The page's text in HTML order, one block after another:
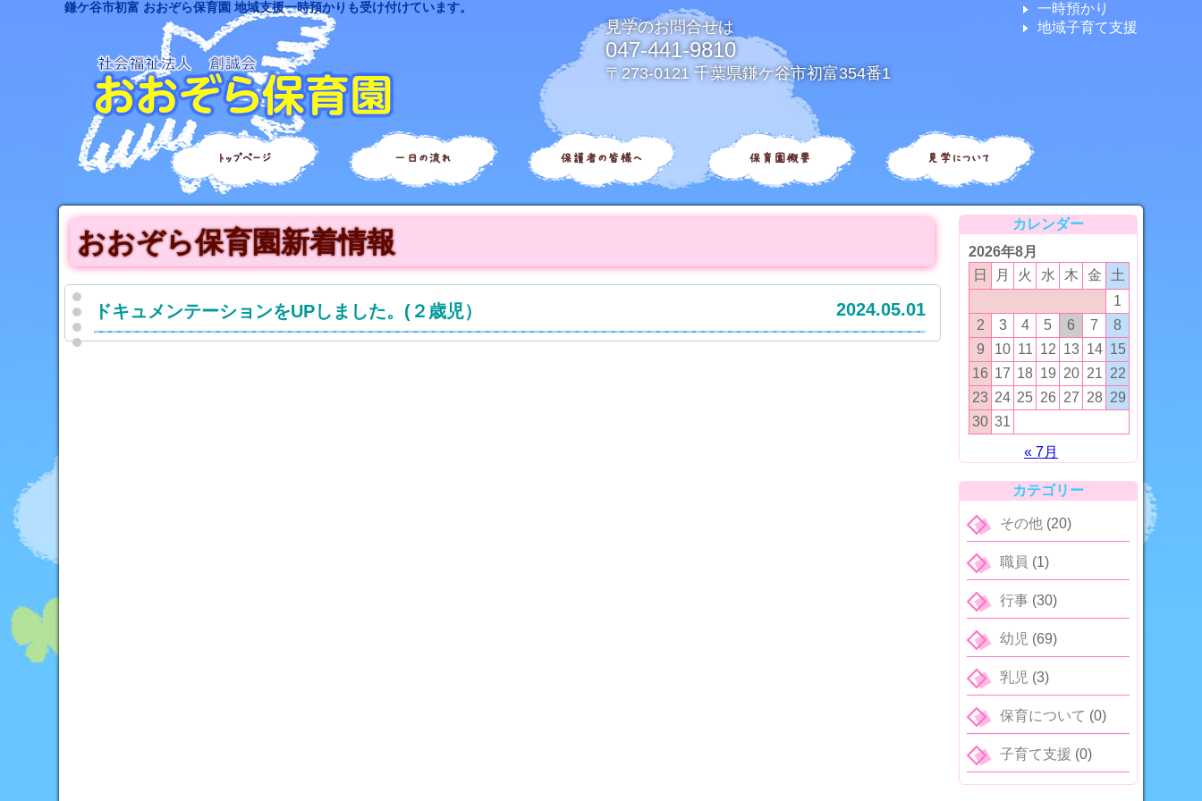
鎌ケ谷市初富 おおぞら保育園 地域支援一時預かりも受け付けています。
見学のお問合せは
047-441-9810
〒273-0121 千葉県鎌ケ谷市初富354番1
一時預かり
地域子育て支援
トップページ 一日の流れ 保護者の皆様へ 保育園概要 見学について
おおぞら保育園新着情報
ドキュメンテーションをUPしました。(２歳児） 2024.05.01
カレンダー
2026年8月
日
月 火 水 木 金
土
1
2
3 4 5 6 7
8
9
10 11 12 13 14 15
16 17 18 19 20 21 22
23 24 25 26 27 28 29
30 31
« 7月
カテゴリー
その他(20)
職員 (1)
行事(30)
幼児 (69)
乳児 (3)
保育について (0)
子育て支援 (0)